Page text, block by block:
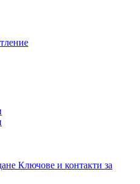
Ключове и контакти за